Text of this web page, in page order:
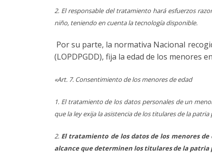
2. El responsable del tratamiento hará esfuerzos
niño, teniendo en cuenta la tecnología disponible.
Por su parte, la normativa Nacional
(LOPDPGDD), fija la edad de los menores
«Art. 7. Consentimiento de los menores de edad
1. El tratamiento de los datos personales de un
que la ley exija la asistencia de los titulares de la
2. El tratamiento de los datos de los menores
alcance que determinen los titulares de la